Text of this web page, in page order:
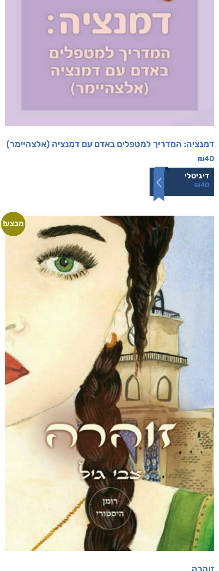
דמנציה: המדריך למטפלים באדם עם דמנציה (אלצהיימר)
₪40
דיגיטלי
₪40
מבצע!